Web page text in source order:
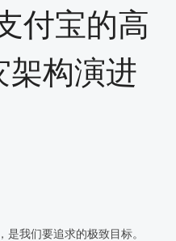
付宝的高
架构演进
我们要追求的极致目标。